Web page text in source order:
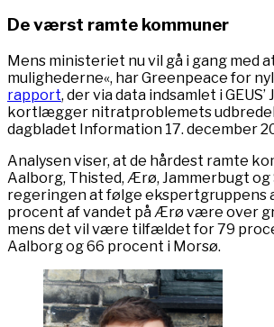
De værst ramte kommuner
Mens ministeriet nu vil gå i gang med
mulighederne«, har Greenpeace for
rapport, der via data indsamlet i
kortlægger nitratproblemets
dagbladet Information 17. december
Analysen viser, at de hårdest ramte
Aalborg, Thisted, Ærø, Jammerbugt og
regeringen at følge ekspertgruppens
procent af vandet på Ærø være over
mens det vil være tilfældet for 79
Aalborg og 66 procent i Morsø.